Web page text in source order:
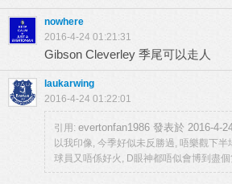
nowhere
2016-4-24 01:21:31
Gibson Cleverley 季尾可以走人
laukarwing
2016-4-24 01:22:01
引用: evertonfan1986 發表於 2016-4-
以我印像, 今季好似未反勝過, 唔樂觀下半
球員又唔係好火, D眼神都唔似會博到盡個